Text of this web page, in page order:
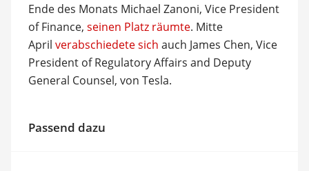
Ende des Monats Michael Zanoni, Vice President
of Finance, seinen Platz räumte. Mitte
April verabschiedete sich auch James Chen, Vice
President of Regulatory Affairs and Deputy
General Counsel, von Tesla.
Passend dazu